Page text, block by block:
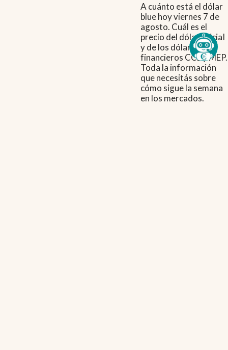
A cuánto está el dólar
blue hoy viernes 7 de
agosto. Cuál es el
precio del dólar oficial
y de los dólares
financieros CCL y MEP.
Toda la información
que necesitás sobre
cómo sigue la semana
en los mercados.